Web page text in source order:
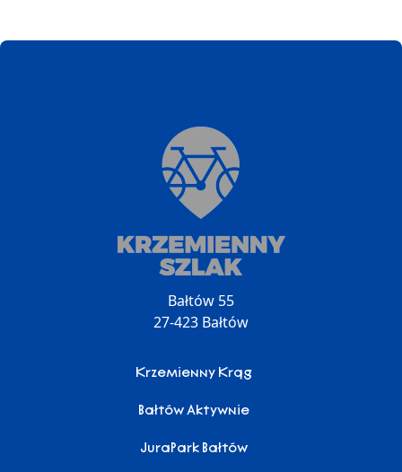
Bałtów 55
27-423 Bałtów
Krzemienny Krąg
Bałtów Aktywnie
JuraPark Bałtów